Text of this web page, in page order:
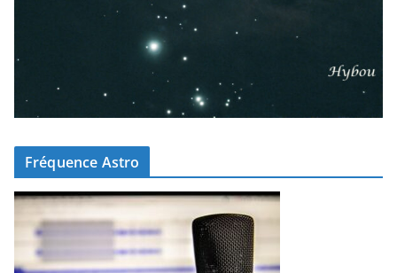
Fréquence Astro